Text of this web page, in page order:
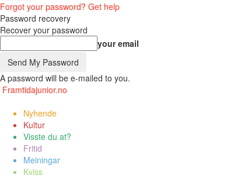
Forgot your password? Get help
Password recovery
Recover your password
your email
A password will be e-mailed to you.
Framtidajunior.no
Nyhende
Kultur
Visste du at?
Fritid
Meiningar
Kviss